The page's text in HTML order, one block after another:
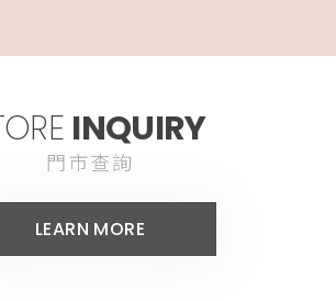
INQUIRY
門市查詢
LEARN MORE